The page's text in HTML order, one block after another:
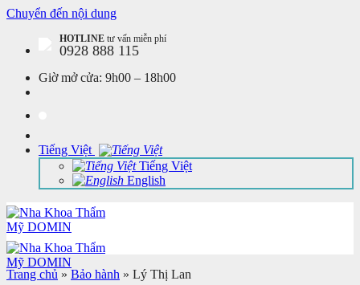
Chuyển đến nội dung
HOTLINE tư vấn miễn phí
0928 888 115
Giờ mở cửa: 9h00 – 18h00
Tiếng Việt
Tiếng Việt
English
Trang chủ » Bảo hành » Lý Thị Lan